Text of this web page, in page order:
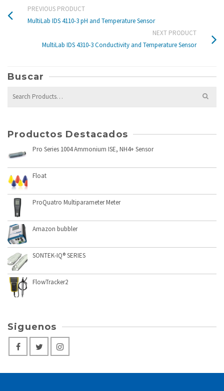
PREVIOUS PRODUCT
MultiLab IDS 4110-3 pH and Temperature Sensor
NEXT PRODUCT
MultiLab IDS 4310-3 Conductivity and Temperature Sensor
Buscar
Productos Destacados
Pro Series 1004 Ammonium ISE, NH4+ Sensor
Float
ProQuatro Multiparameter Meter
Amazon bubbler
SONTEK-IQ® SERIES
FlowTracker2
Siguenos